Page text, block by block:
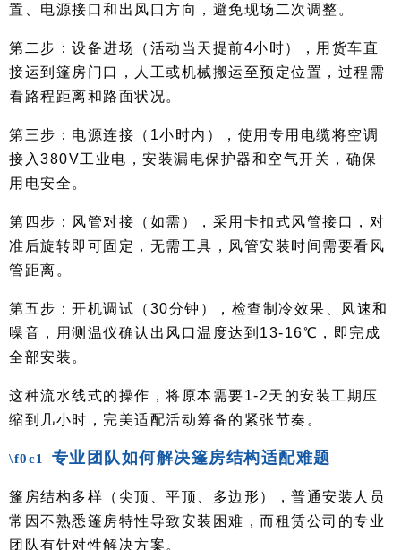
置、电源接口和出风口方向，避免现场二次调整。
第二步：设备进场（活动当天提前4小时），用货车直
接运到篷房门口，人工或机械搬运至预定位置，过程需
看路程距离和路面状况。
第三步：电源连接（1小时内），使用专用电缆将空调
接入380V工业电，安装漏电保护器和空气开关，确保
用电安全。
第四步：风管对接（如需），采用卡扣式风管接口，对
准后旋转即可固定，无需工具，风管安装时间需要看风
管距离。
第五步：开机调试（30分钟），检查制冷效果、风速和
噪音，用测温仪确认出风口温度达到13-16℃，即完成
全部安装。
这种流水线式的操作，将原本需要1-2天的安装工期压
缩到几小时，完美适配活动筹备的紧张节奏。
专业团队如何解决篷房结构适配难题
篷房结构多样（尖顶、平顶、多边形），普通安装人员
常因不熟悉篷房特性导致安装困难，而租赁公司的专业
团队有针对性解决方案。